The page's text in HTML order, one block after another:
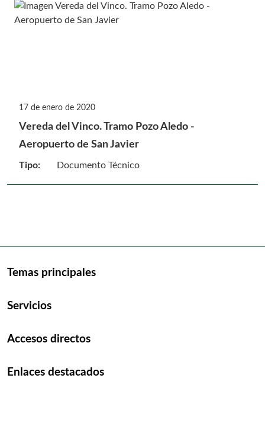
17 de enero de 2020
Vereda del Vinco. Tramo Pozo Aledo -
Aeropuerto de San Javier
Tipo: Documento Técnico
Temas principales
Servicios
Accesos directos
Enlaces destacados